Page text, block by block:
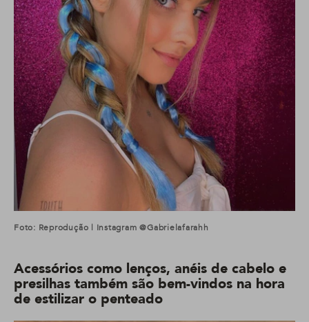
Foto: Reprodução | Instagram @gabrielafarahh
Acessórios como lenços, anéis de cabelo e
presilhas também são bem-vindos na hora
de estilizar o penteado